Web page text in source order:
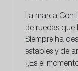
La marca
de ruedas que
Siempre ha
estables y de
¿Es el